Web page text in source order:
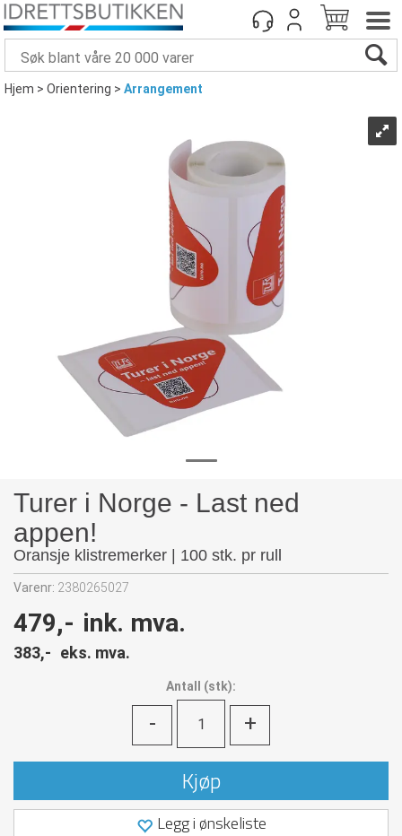
Hjem>Orientering>Arrangement
Turer i Norge - Last ned
appen!
Oransje klistremerker | 100 stk. pr rull
Varenr: 2380265027
479,- ink. mva.
383,- eks. mva.
Antall (stk):
- +
Kjøp
Legg i ønskeliste